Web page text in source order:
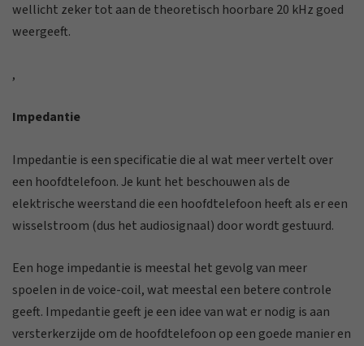
wellicht zeker tot aan de theoretisch hoorbare 20 kHz goed
weergeeft.
,
Impedantie
Impedantie is een specificatie die al wat meer vertelt over
een hoofdtelefoon. Je kunt het beschouwen als de
elektrische weerstand die een hoofdtelefoon heeft als er een
wisselstroom (dus het audiosignaal) door wordt gestuurd.
Een hoge impedantie is meestal het gevolg van meer
spoelen in de voice-coil, wat meestal een betere controle
geeft. Impedantie geeft je een idee van wat er nodig is aan
versterkerzijde om de hoofdtelefoon op een goede manier en